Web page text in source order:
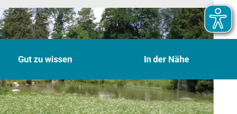
Gut zu wissen In der Nähe